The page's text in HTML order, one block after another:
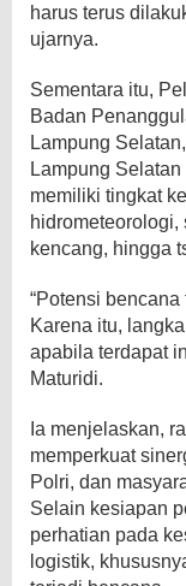
harus terus
ujarnya.
Sementara itu,
Badan
Lampung
Lampung
memiliki tingkat
hidrometeorologi,
kencang, hingga
“Potensi
Karena itu,
apabila terdapat
Maturidi.
Ia menjelaskan,
memperkuat
Polri, dan
Selain kesiapan
perhatian pada
logistik,